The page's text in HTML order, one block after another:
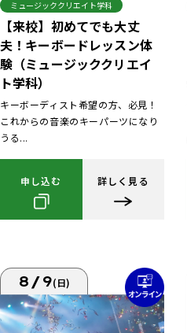
ミュージッククリエイト学科
【来校】初めてでも大丈
夫！キーボードレッスン体
験（ミュージッククリエイ
ト学科）
キーボーディスト希望の方、必見！
これからの音楽のキーパーツになり
うる...
申し込む 詳しく見る
8/9(日)